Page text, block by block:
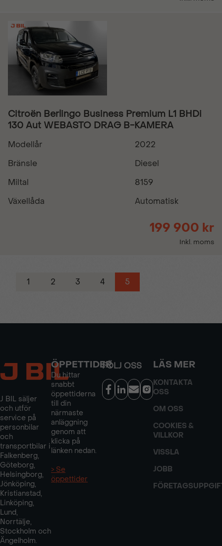
Citroën Berlingo Business Premium L1 BHDi
130 Aut WEBASTO DRAG B-KAMERA
Modellår
2022
Bränsle
Diesel
Miltal
8159
Växellåda
Automatisk
199 900 kr
Inkl. moms
1 2 3 4 5
J BIL säljer
och utför
service på
personbilar
och
transportbilar i
Falkenberg,
Göteborg,
Helsingborg,
Jönköping,
Kristianstad,
Linköping,
Lund,
Norrtälje,
Stockholm och
Ängelholm.
ÖPPETTIDER
Du hittar
snabbt
öppettiderna
till din
närmaste
anläggning
genom att
klicka på
länken nedan.
> Se
öppettider
FÖLJ OSS LÄS MER
KONTAKTA
OSS
OM OSS
COOKIES &
VILLKOR
VISSLA
JOBB